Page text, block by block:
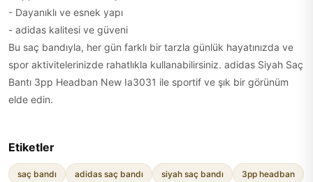
- Dayanıklı ve esnek yapı
- adidas kalitesi ve güveni
Bu saç bandıyla, her gün farklı bir tarzla günlük hayatınızda ve
spor aktivitelerinizde rahatlıkla kullanabilirsiniz. adidas Siyah Saç
Bantı 3pp Headban New Ia3031 ile sportif ve şık bir görünüm
elde edin.
Etiketler
saç bandı adidas saç bandı siyah saç bandı 3pp headban